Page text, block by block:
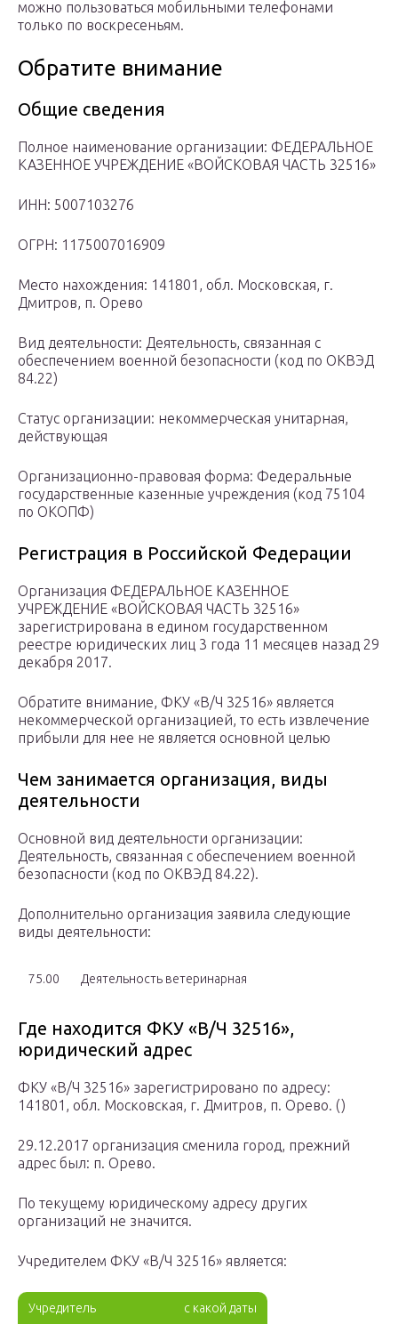
можно пользоваться мобильными телефонами
только по воскресеньям.
Обратите внимание
Общие сведения
Полное наименование организации: ФЕДЕРАЛЬНОЕ
КАЗЕННОЕ УЧРЕЖДЕНИЕ «ВОЙСКОВАЯ ЧАСТЬ 32516»
ИНН: 5007103276
ОГРН: 1175007016909
Место нахождения: 141801, обл. Московская, г.
Дмитров, п. Орево
Вид деятельности: Деятельность, связанная с
обеспечением военной безопасности (код по ОКВЭД
84.22)
Статус организации: некоммерческая унитарная,
действующая
Организационно-правовая форма: Федеральные
государственные казенные учреждения (код 75104
по ОКОПФ)
Регистрация в Российской Федерации
Организация ФЕДЕРАЛЬНОЕ КАЗЕННОЕ
УЧРЕЖДЕНИЕ «ВОЙСКОВАЯ ЧАСТЬ 32516»
зарегистрирована в едином государственном
реестре юридических лиц 3 года 11 месяцев назад 29
декабря 2017.
Обратите внимание, ФКУ «В/Ч 32516» является
некоммерческой организацией, то есть извлечение
прибыли для нее не является основной целью
Чем занимается организация, виды
деятельности
Основной вид деятельности организации:
Деятельность, связанная с обеспечением военной
безопасности (код по ОКВЭД 84.22).
Дополнительно организация заявила следующие
виды деятельности:
75.00 Деятельность ветеринарная
Где находится ФКУ «В/Ч 32516»,
юридический адрес
ФКУ «В/Ч 32516» зарегистрировано по адресу:
141801, обл. Московская, г. Дмитров, п. Орево. ()
29.12.2017 организация сменила город, прежний
адрес был: п. Орево.
По текущему юридическому адресу других
организаций не значится.
Учредителем ФКУ «В/Ч 32516» является:
Учредитель с какой даты